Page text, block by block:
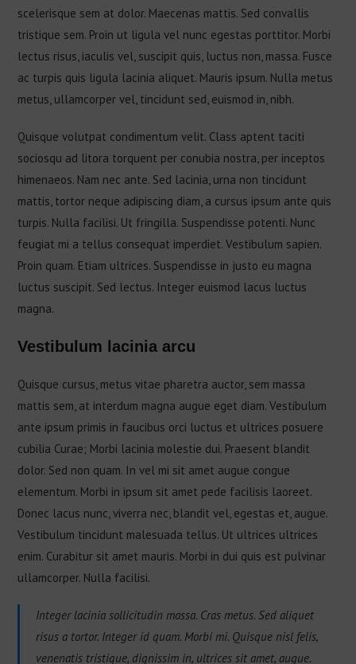
scelerisque sem at dolor. Maecenas mattis. Sed convallis
tristique sem. Proin ut ligula vel nunc egestas porttitor. Morbi
lectus risus, iaculis vel, suscipit quis, luctus non, massa. Fusce
ac turpis quis ligula lacinia aliquet. Mauris ipsum. Nulla metus
metus, ullamcorper vel, tincidunt sed, euismod in, nibh.
Quisque volutpat condimentum velit. Class aptent taciti
sociosqu ad litora torquent per conubia nostra, per inceptos
himenaeos. Nam nec ante. Sed lacinia, urna non tincidunt
mattis, tortor neque adipiscing diam, a cursus ipsum ante quis
turpis. Nulla facilisi. Ut fringilla. Suspendisse potenti. Nunc
feugiat mi a tellus consequat imperdiet. Vestibulum sapien.
Proin quam. Etiam ultrices. Suspendisse in justo eu magna
luctus suscipit. Sed lectus. Integer euismod lacus luctus
magna.
Vestibulum lacinia arcu
Quisque cursus, metus vitae pharetra auctor, sem massa
mattis sem, at interdum magna augue eget diam. Vestibulum
ante ipsum primis in faucibus orci luctus et ultrices posuere
cubilia Curae; Morbi lacinia molestie dui. Praesent blandit
dolor. Sed non quam. In vel mi sit amet augue congue
elementum. Morbi in ipsum sit amet pede facilisis laoreet.
Donec lacus nunc, viverra nec, blandit vel, egestas et, augue.
Vestibulum tincidunt malesuada tellus. Ut ultrices ultrices
enim. Curabitur sit amet mauris. Morbi in dui quis est pulvinar
ullamcorper. Nulla facilisi.
Integer lacinia sollicitudin massa. Cras metus. Sed aliquet
risus a tortor. Integer id quam. Morbi mi. Quisque nisl felis,
venenatis tristique, dignissim in, ultrices sit amet, augue.